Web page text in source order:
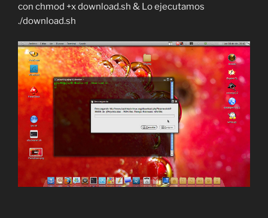
con chmod +x download.sh & Lo ejecutamos
./download.sh